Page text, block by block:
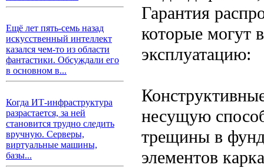
Ещё лет пять-семь назад
искусственный интеллект
казался чем-то из области
фантастики. Обсуждали его
в основном в...
Когда ИТ-инфраструктура
разрастается, за ней
становится трудно следить
вручную. Серверы,
виртуальные машины,
базы...
Гарантия
которые могут
эксплуатацию:
несущую
трещины в
элементов